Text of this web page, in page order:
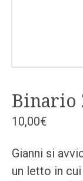
Binario
10,00€
Gianni si
un letto in